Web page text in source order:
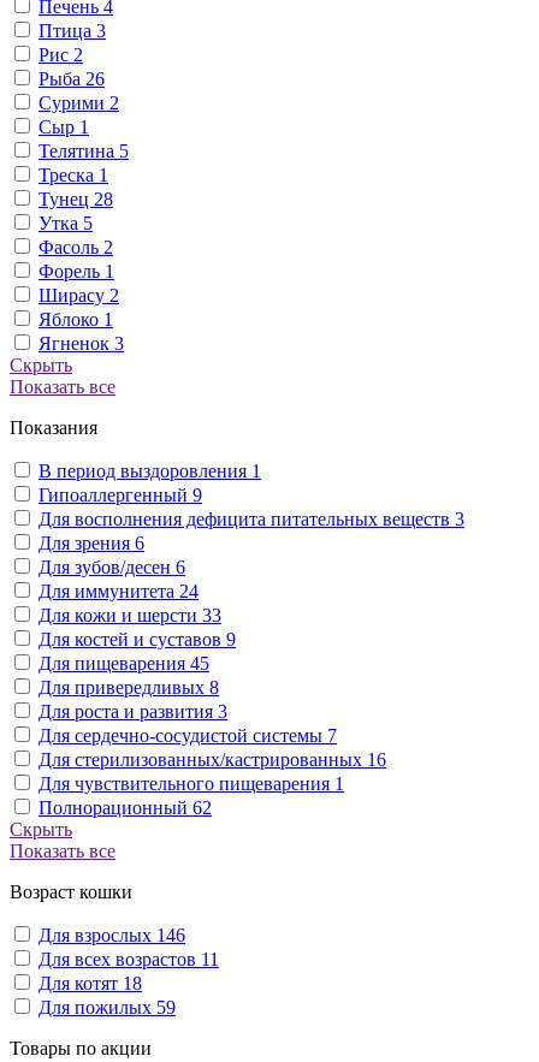
Печень 4
Птица 3
Рис 2
Рыба 26
Сурими 2
Сыр 1
Телятина 5
Треска 1
Тунец 28
Утка 5
Фасоль 2
Форель 1
Ширасу 2
Яблоко 1
Ягненок 3
Скрыть
Показать все
Показания
В период выздоровления 1
Гипоаллергенный 9
Для восполнения дефицита питательных веществ 3
Для зрения 6
Для зубов/десен 6
Для иммунитета 24
Для кожи и шерсти 33
Для костей и суставов 9
Для пищеварения 45
Для привередливых 8
Для роста и развития 3
Для сердечно-сосудистой системы 7
Для стерилизованных/кастрированных 16
Для чувствительного пищеварения 1
Полнорационный 62
Скрыть
Показать все
Возраст кошки
Для взрослых 146
Для всех возрастов 11
Для котят 18
Для пожилых 59
Товары по акции